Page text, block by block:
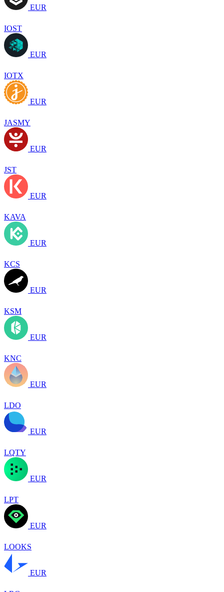
EUR
IOST
EUR
IOTX
EUR
JASMY
EUR
JST
EUR
KAVA
EUR
KCS
EUR
KSM
EUR
KNC
EUR
LDO
EUR
LQTY
EUR
LPT
EUR
LOOKS
EUR